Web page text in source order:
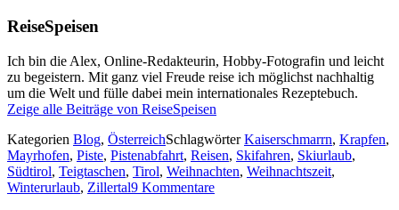
ReiseSpeisen
Ich bin die Alex, Online-Redakteurin, Hobby-Fotografin und leicht
zu begeistern. Mit ganz viel Freude reise ich möglichst nachhaltig
um die Welt und fülle dabei mein internationales Rezeptebuch.
Zeige alle Beiträge von ReiseSpeisen
Kategorien Blog, ÖsterreichSchlagwörterKaiserschmarrn, Krapfen,
Mayrhofen, Piste, Pistenabfahrt, Reisen, Skifahren, Skiurlaub,
Südtirol, Teigtaschen, Tirol, Weihnachten, Weihnachtszeit,
Winterurlaub, Zillertal9 Kommentare